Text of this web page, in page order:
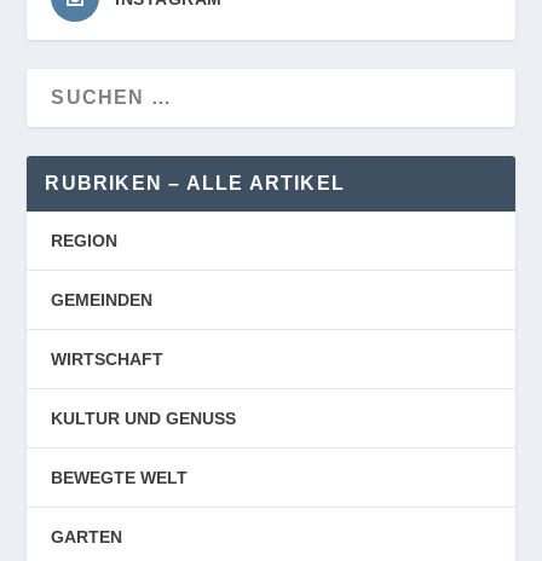
RUBRIKEN – ALLE ARTIKEL
REGION
GEMEINDEN
WIRTSCHAFT
KULTUR UND GENUSS
BEWEGTE WELT
GARTEN